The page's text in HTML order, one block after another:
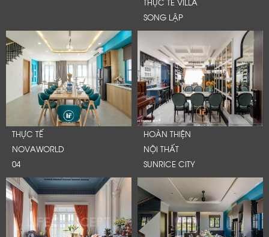
SONG LẬP
THỰC TẾ
NOVAWORLD
04
HOÀN THIỆN
NỘI THẤT
SUNRICE CITY